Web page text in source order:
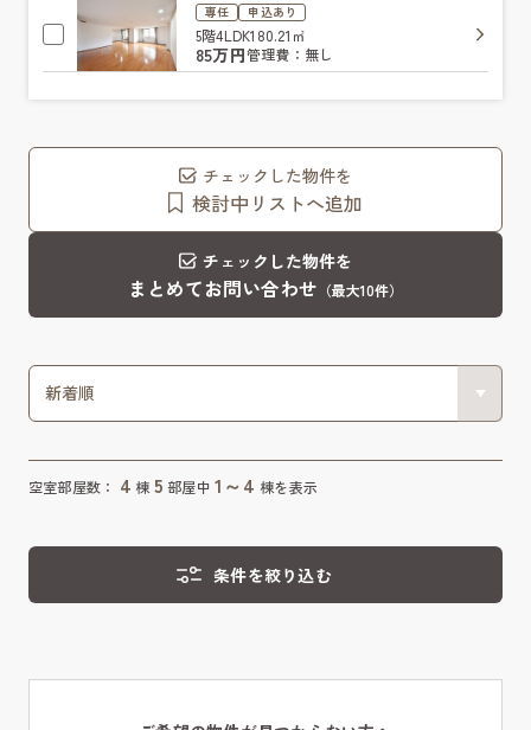
専任 申込あり
5階4LDK180.21㎡
85万円管理費：無し
チェックした物件を
検討中リストへ追加
チェックした物件を
まとめてお問い合わせ （最大10件）
空室部屋数： 4 棟 5 部屋中1～4棟を表示
条件を絞り込む